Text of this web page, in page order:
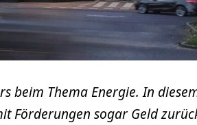
beim Thema Energie. In
Förderungen sogar Geld